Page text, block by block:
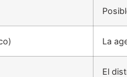
La
El